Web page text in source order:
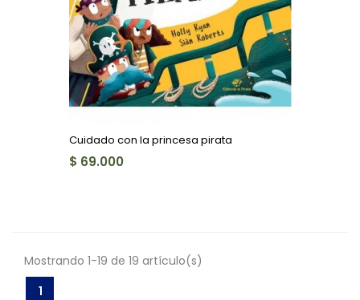
Cuidado con la princesa pirata
$ 69.000
Mostrando 1-19 de 19 artículo(s)
1